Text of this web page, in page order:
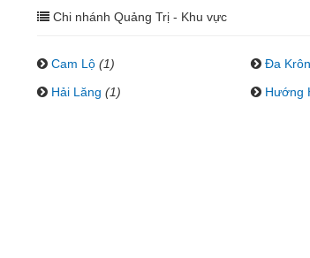
Chi nhánh Quảng Trị - Khu vực
Cam Lộ (1) Đa
Hải Lăng (1) Hướng